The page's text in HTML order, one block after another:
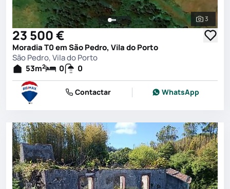
Ver
3
23 500 €
Moradia T0 em São Pedro, Vila do Porto
São Pedro, Vila do Porto
53m2 0 0
Contactar WhatsApp